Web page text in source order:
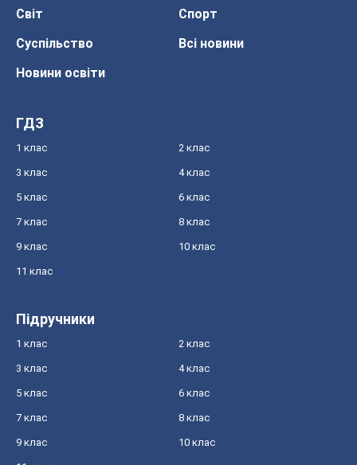
Світ
Спорт
Суспільство
Всі новини
Новини освіти
ГДЗ
1 клас 2 клас
3 клас 4 клас
5 клас 6 клас
7 клас 8 клас
9 клас 10 клас
11 клас
Підручники
1 клас 2 клас
3 клас 4 клас
5 клас 6 клас
7 клас 8 клас
9 клас 10 клас